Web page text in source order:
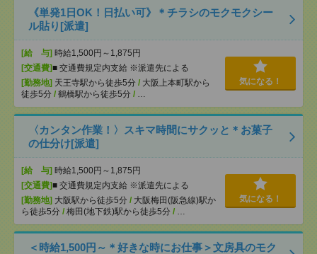
《単発1日OK！日払い可》＊チラシのモクモクシー
ル貼り[派遣]
[給 与] 時給1,500円～1,875円
[交通費]■ 交通費規定内支給 ※派遣先による
[勤務地] 天王寺駅から徒歩5分 / 大阪上本町駅から
徒歩5分 / 鶴橋駅から徒歩5分 / …
気になる！
〈カンタン作業！〉スキマ時間にサクッと＊お菓子
の仕分け[派遣]
[給 与] 時給1,500円～1,875円
[交通費]■ 交通費規定内支給 ※派遣先による
[勤務地] 大阪駅から徒歩5分 / 大阪梅田(阪急線)駅か
ら徒歩5分 / 梅田(地下鉄)駅から徒歩5分 / …
気になる！
＜時給1,500円～＊好きな時にお仕事＞文房具のモク